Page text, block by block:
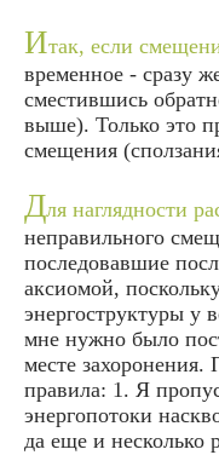
Итак, если
временное - сразу
сместившись
выше). Только это
смещения
Для наглядности
неправильного
последовавшие
аксиомой,
энергоструктуры у
мне нужно было
месте
правила: 1. Я
энергопотоки
да еще и несколько